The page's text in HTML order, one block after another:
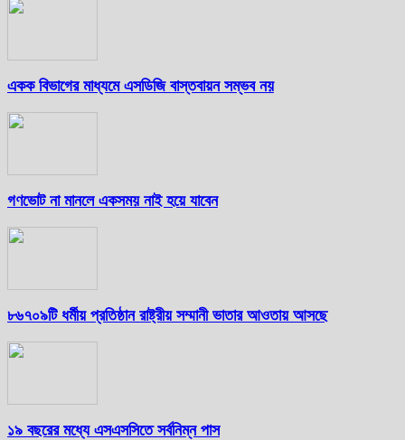
একক বিভাগের মাধ্যমে এসডিজি বাস্তবায়ন সম্ভব নয়
গণভোট না মানলে একসময় নাই হয়ে যাবেন
৮৬৭০৯টি ধর্মীয় প্রতিষ্ঠান রাষ্ট্রীয় সম্মানী ভাতার আওতায় আসছে
১৯ বছরের মধ্যে এসএসসিতে সর্বনিম্ন পাস